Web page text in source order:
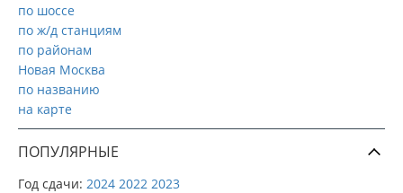
по шоссе
по ж/д станциям
по районам
Новая Москва
по названию
на карте
ПОПУЛЯРНЫЕ
Год сдачи: 2024 2022 2023